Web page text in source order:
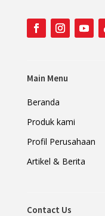
Main Menu
Beranda
Produk kami
Profil Perusahaan
Artikel & Berita
Contact Us